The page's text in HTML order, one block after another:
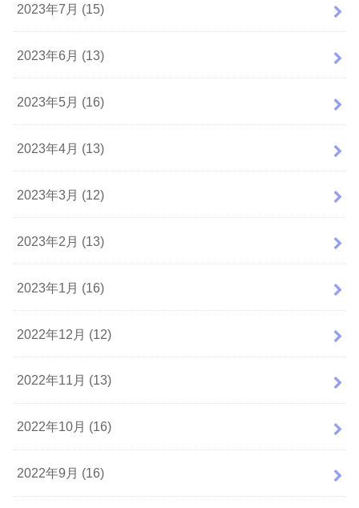
2023年7月 (15)
2023年6月 (13)
2023年5月 (16)
2023年4月 (13)
2023年3月 (12)
2023年2月 (13)
2023年1月 (16)
2022年12月 (12)
2022年11月 (13)
2022年10月 (16)
2022年9月 (16)